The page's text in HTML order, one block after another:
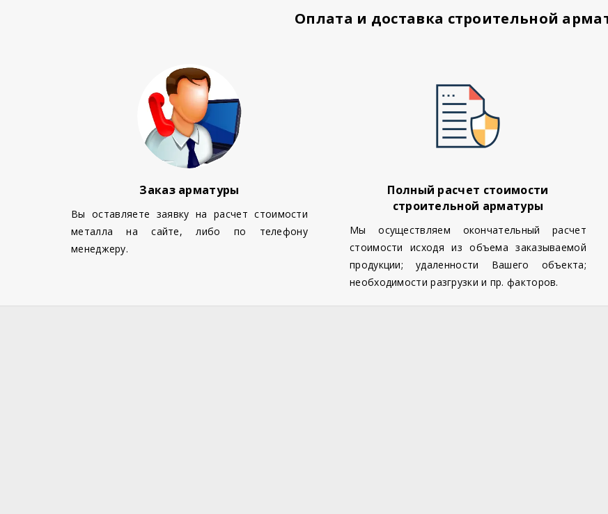
Оплата и доставка строительной
Заказ арматуры
Вы оставляете заявку на расчет стоимости
металла на сайте, либо по телефону
менеджеру.
Полный расчет стоимости
строительной арматуры
Мы осуществляем окончательный расчет
стоимости исходя из объема заказываемой
продукции; удаленности Вашего объекта;
необходимости разгрузки и пр. факторов.